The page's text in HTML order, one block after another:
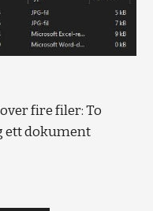
fire filer: To
ett dokument